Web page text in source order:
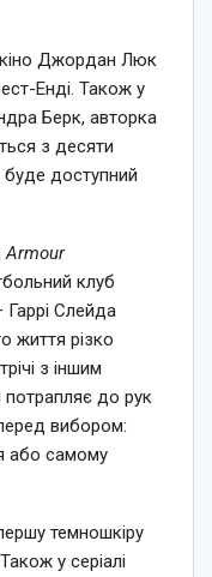
кіно Джордан Люк
Енді. Також у
Берк, авторка
з десяти
буде доступний
Armour
клуб
Гаррі Слейда
життя різко
з іншим
потрапляє до рук
вибором:
або самому
темношкіру
у серіалі